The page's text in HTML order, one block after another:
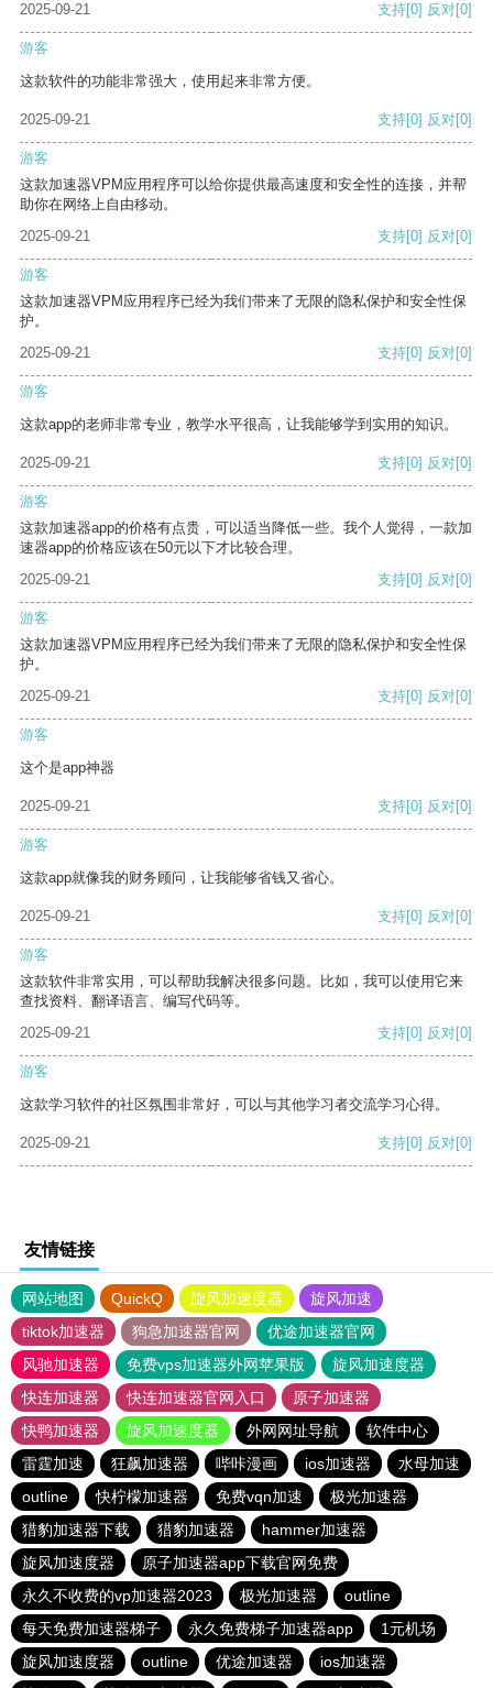
2025-09-21
支持[0] 反对[0]
游客
这款软件的功能非常强大，使用起来非常方便。
2025-09-21 支持[0] 反对[0]
游客
这款加速器VPM应用程序可以给你提供最高速度和安全性的连接，并帮
助你在网络上自由移动。
2025-09-21
支持[0] 反对[0]
游客
这款加速器VPM应用程序已经为我们带来了无限的隐私保护和安全性保
护。
2025-09-21
支持[0] 反对[0]
游客
这款app的老师非常专业，教学水平很高，让我能够学到实用的知识。
2025-09-21 支持[0] 反对[0]
游客
这款加速器app的价格有点贵，可以适当降低一些。我个人觉得，一款加
速器app的价格应该在50元以下才比较合理。
2025-09-21
支持[0] 反对[0]
游客
这款加速器VPM应用程序已经为我们带来了无限的隐私保护和安全性保
护。
2025-09-21
支持[0] 反对[0]
游客
这个是app神器
2025-09-21 支持[0] 反对[0]
游客
这款app就像我的财务顾问，让我能够省钱又省心。
2025-09-21 支持[0] 反对[0]
游客
这款软件非常实用，可以帮助我解决很多问题。比如，我可以使用它来
查找资料、翻译语言、编写代码等。
2025-09-21
支持[0] 反对[0]
游客
这款学习软件的社区氛围非常好，可以与其他学习者交流学习心得。
2025-09-21 支持[0] 反对[0]
友情链接
网站地图 QuickQ 旋风加速度器
旋风加速
tiktok加速器
狗急加速器官网
优途加速器官网
风驰加速器
免费vps加速器外网苹果版
旋风加速度器
快连加速器
快连加速器官网入口
原子加速器
快鸭加速器
旋风加速度器 外网网址导航
软件中心
雷霆加速
狂飙加速器 哔咔漫画 ios加速器
水母加速
outline
快柠檬加速器 免费vqn加速
极光加速器
猎豹加速器下载
猎豹加速器
hammer加速器
旋风加速度器
原子加速器app下载官网免费
永久不收费的vp加速器2023
极光加速器
outline
每天免费加速器梯子
永久免费梯子加速器app
1元机场
旋风加速度器
outline 优途加速器
ios加速器